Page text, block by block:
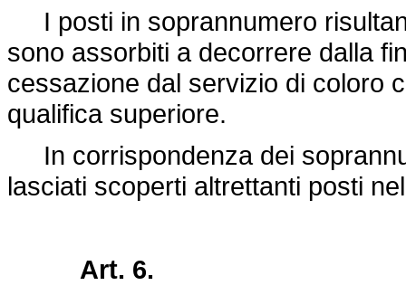
I posti in soprannumero
sono assorbiti a decorrere dalla
cessazione dal servizio di coloro
qualifica superiore.
In corrispondenza dei
lasciati scoperti altrettanti posti
Art. 6.